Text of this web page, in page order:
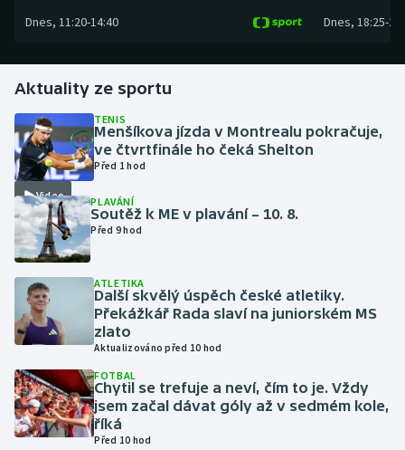
Futsal
Golf
Gymnastika
Házená
Jezdectví
Judo
Krasobruslení
Lezení
Lyže a snowboard
Dnes, 11:20-14:40 Dnes, 18:25-
Aktuality ze sportu
Video
TENIS
Menšíkova jízda v Montrealu pokračuje,
ve čtvrtfinále ho čeká Shelton
Před 1 hod
PLAVÁNÍ
Soutěž k ME v plavání – 10. 8.
Před 9 hod
ATLETIKA
Další skvělý úspěch české atletiky.
Překážkář Rada slaví na juniorském MS
zlato
Aktualizováno před 10 hod
FOTBAL
Chytil se trefuje a neví, čím to je. Vždy
jsem začal dávat góly až v sedmém kole,
říká
Před 10 hod